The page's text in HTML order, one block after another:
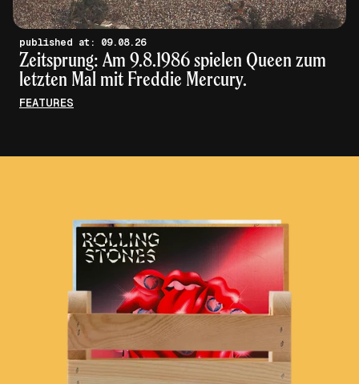
published at: 09.08.26
Zeitsprung: Am 9.8.1986 spielen Queen zum
letzten Mal mit Freddie Mercury.
FEATURES